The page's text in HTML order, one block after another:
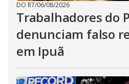
DO R7/06/08/2026
Trabalhadores do
denunciam falso
em Ipuã